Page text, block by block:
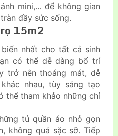
mini,… để không gian
đầy sức sống.
15m2
nhất cho tất cả sinh
có thể dễ dàng bố trí
trở nên thoáng mát, dễ
nhau, tùy sáng tạo
thể tham khảo những chỉ
tủ quần áo nhỏ gọn
không quá sặc sỡ. Tiếp